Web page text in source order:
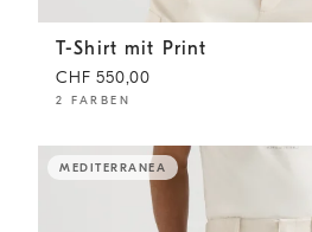
T-Shirt mit Print Weiß
T-Shirt mit Print
CHF 550,00
2 FARBEN
MEDITERRANEA